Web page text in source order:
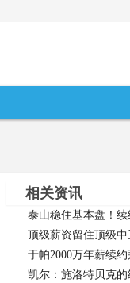
相关资讯
泰山稳住基本盘！
岸 02-15
顶级薪资留住顶级中
于帕2000万年薪续
02-15
凯尔：施洛特贝克的